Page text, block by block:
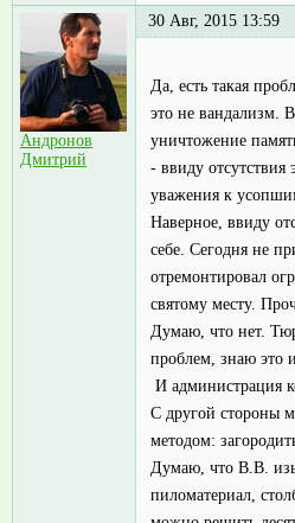
Андронов
Дмитрий
30 Авг, 2015 13:59
Да, есть такая
это не вандализм.
уничтожение
- ввиду отсутствия
уважения к
Наверное, ввиду
себе. Сегодня не
отремонтировал
святому месту.
Думаю, что нет.
проблем, знаю это
И администрация
С другой стороны
методом:
Думаю, что В.В.
пиломатериал,